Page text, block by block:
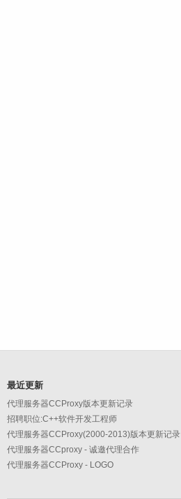
最近更新
代理服务器CCProxy版本更新记录
招聘职位:C++软件开发工程师
代理服务器CCProxy(2000-2013)版本更新记录
代理服务器CCproxy - 诚邀代理合作
代理服务器CCProxy - LOGO